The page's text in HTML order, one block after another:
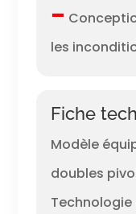
–
les
Fiche
Modèle
doubles
Technologie